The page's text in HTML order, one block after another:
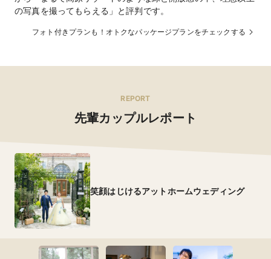
の写真を撮ってもらえる」と評判です。
フォト付きプランも！オトクなパッケージプランをチェックする
REPORT
先輩カップルレポート
笑顔はじけるアットホームウェディング